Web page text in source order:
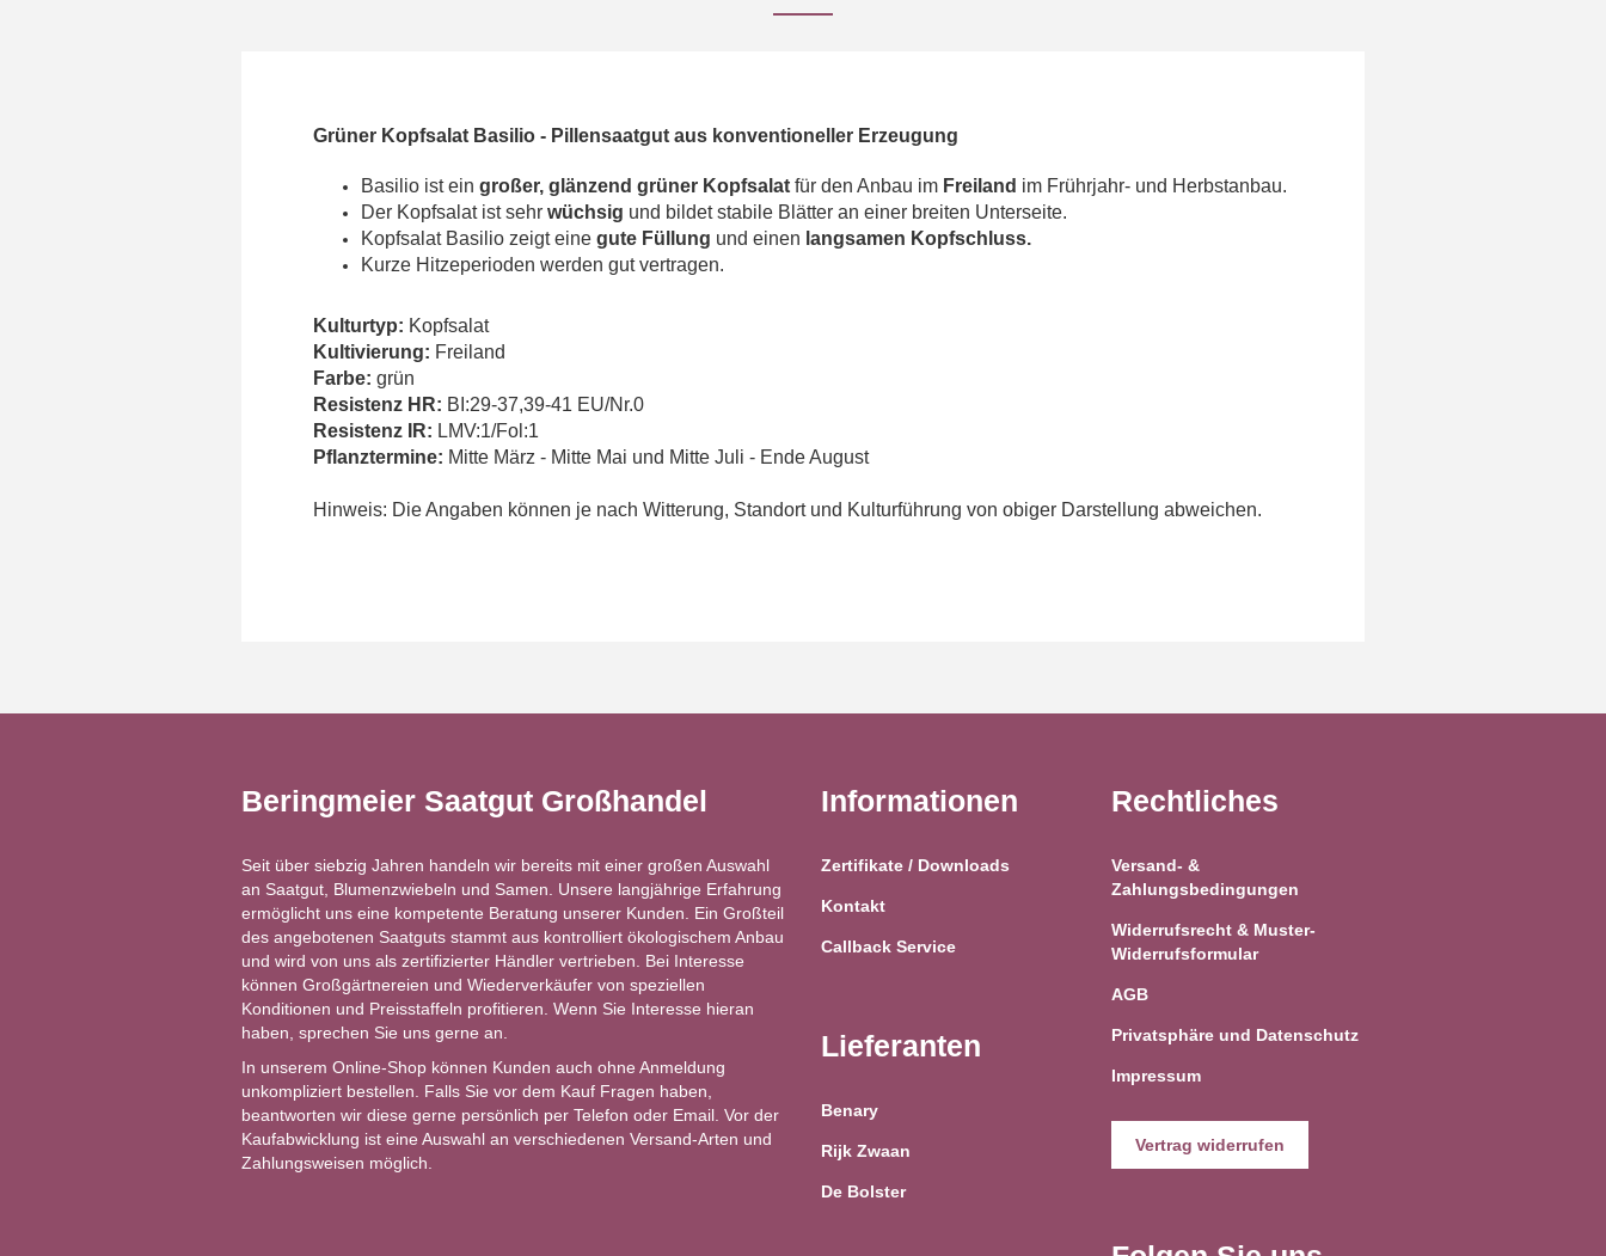
Grüner Kopfsalat Basilio - Pillensaatgut aus konventioneller Erzeugung
Basilio ist ein großer, glänzend grüner Kopfsalat für den Anbau im Freiland im Frührjahr- und Herbstanbau.
Der Kopfsalat ist sehr wüchsig und bildet stabile Blätter an einer breiten Unterseite.
Kopfsalat Basilio zeigt eine gute Füllung und einen langsamen Kopfschluss.
Kurze Hitzeperioden werden gut vertragen.
Kulturtyp: Kopfsalat
Kultivierung: Freiland
Farbe: grün
Resistenz HR: BI:29-37,39-41 EU/Nr.0
Resistenz IR: LMV:1/Fol:1
Pflanztermine: Mitte März - Mitte Mai und Mitte Juli - Ende August
Hinweis: Die Angaben können je nach Witterung, Standort und Kulturführung von obiger Darstellung abweichen.
Beringmeier Saatgut Großhandel
Seit über siebzig Jahren handeln wir bereits mit einer großen Auswahl
an Saatgut, Blumenzwiebeln und Samen. Unsere langjährige Erfahrung
ermöglicht uns eine kompetente Beratung unserer Kunden. Ein Großteil
des angebotenen Saatguts stammt aus kontrolliert ökologischem Anbau
und wird von uns als zertifizierter Händler vertrieben. Bei Interesse
können Großgärtnereien und Wiederverkäufer von speziellen
Konditionen und Preisstaffeln profitieren. Wenn Sie Interesse hieran
haben, sprechen Sie uns gerne an.
In unserem Online-Shop können Kunden auch ohne Anmeldung
unkompliziert bestellen. Falls Sie vor dem Kauf Fragen haben,
beantworten wir diese gerne persönlich per Telefon oder Email. Vor der
Kaufabwicklung ist eine Auswahl an verschiedenen Versand-Arten und
Zahlungsweisen möglich.
Informationen
Zertifikate / Downloads
Kontakt
Callback Service
Lieferanten
Benary
Rijk Zwaan
De Bolster
Rechtliches
Versand- &
Zahlungsbedingungen
Widerrufsrecht & Muster-
Widerrufsformular
AGB
Privatsphäre und Datenschutz
Impressum
Vertrag widerrufen